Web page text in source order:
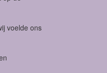
voelde ons